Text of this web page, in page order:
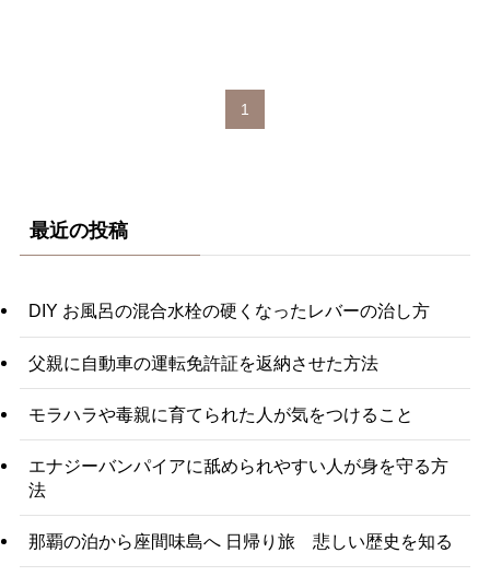
1
最近の投稿
DIY お風呂の混合水栓の硬くなったレバーの治し方
父親に自動車の運転免許証を返納させた方法
モラハラや毒親に育てられた人が気をつけること
エナジーバンパイアに舐められやすい人が身を守る方
法
那覇の泊から座間味島へ 日帰り旅 悲しい歴史を知る